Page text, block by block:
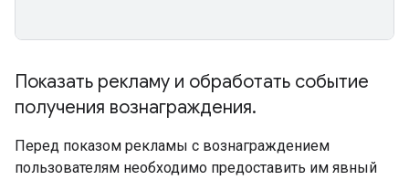
Показать рекламу и обработать событие
получения вознаграждения.
Перед показом рекламы с вознаграждением
пользователям необходимо предоставить им явный